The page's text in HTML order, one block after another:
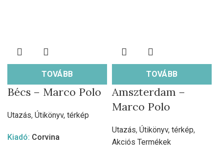
TOVÁBB
Bécs – Marco Polo
Utazás, Útikönyv, térkép
Kiadó: Corvina
TOVÁBB
Amszterdam –
Marco Polo
Utazás, Útikönyv, térkép,
Akciós Termékek